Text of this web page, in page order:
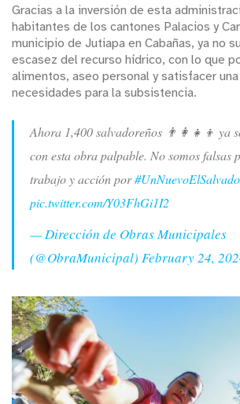
Gracias a la inversión de esta
habitantes de los cantones Palacios y
municipio de Jutiapa en Cabañas, ya no
escasez del recurso hídrico, con lo que
alimentos, aseo personal y satisfacer
necesidades para la subsistencia.
Ahora 1,400 salvadoreños 👨‍👩‍👧‍👦 ya
con esta obra palpable. No somos falsas
trabajo y acción por
pic.twitter.com/Y03FhGi1I2
— Dirección de Obras Municipales
(@ObraMunicipal) February 24,